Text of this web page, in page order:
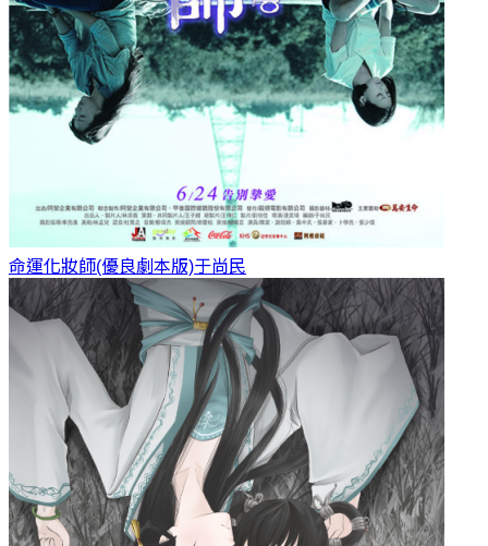
命運化妝師(優良劇本版)于尚民